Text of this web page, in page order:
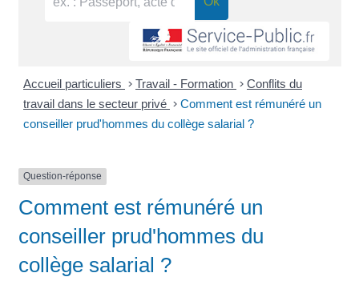
Accueil particuliers > Travail - Formation > Conflits du
travail dans le secteur privé > Comment est rémunéré un
conseiller prud'hommes du collège salarial ?
Question-réponse
Comment est rémunéré un
conseiller prud'hommes du
collège salarial ?